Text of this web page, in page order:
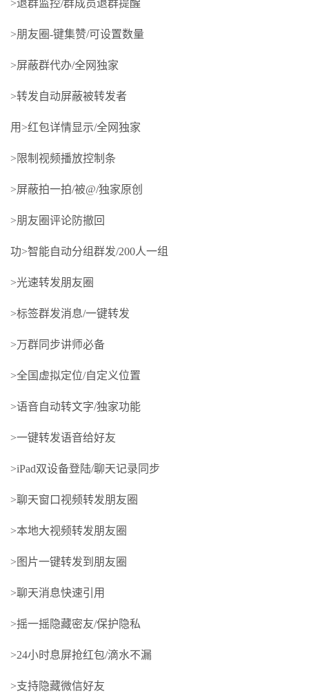
>退群监控/群成员退群提醒
>朋友圈-键集赞/可设置数量
>屏蔽群代办/全网独家
>转发自动屏蔽被转发者
用>红包详情显示/全网独家
>限制视频播放控制条
>屏蔽拍一拍/被@/独家原创
>朋友圈评论防撤回
功>智能自动分组群发/200人一组
>光速转发朋友圈
>标签群发消息/一键转发
>万群同步讲师必备
>全国虚拟定位/自定义位置
>语音自动转文字/独家功能
>一键转发语音给好友
>iPad双设备登陆/聊天记录同步
>聊天窗口视频转发朋友圈
>本地大视频转发朋友圈
>图片一键转发到朋友圈
>聊天消息快速引用
>摇一摇隐藏密友/保护隐私
>24小时息屏抢红包/滴水不漏
>支持隐藏微信好友